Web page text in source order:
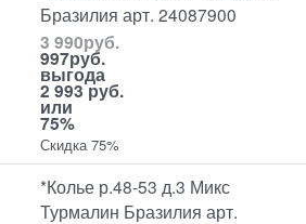
Бразилия арт. 24087900
3 990руб.
997руб.
выгода
2 993 руб.
или
75%
Скидка 75%
*Колье р.48-53 д.3 Микс
Турмалин Бразилия арт.